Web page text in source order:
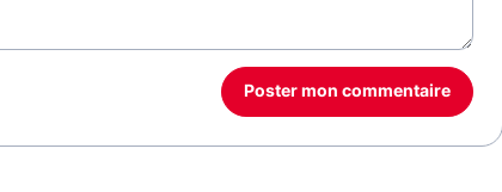
Poster mon commentaire